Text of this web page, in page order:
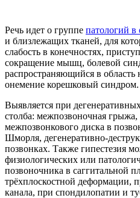
Речь идет о группе патологий в
и близлежащих тканей, для
слабость в конечностях,
сокращение мышц, болевой
распространяющийся в
онемение корешковый синдром.
Выявляется при
столба: межпозвоночная
межпозвонкового диска в
Шморля, дегенеративно-
позвонках. Также гипестезия
физиологических или
позвоночника в саггитальной
трёхплоскостной деформации,
канала, при спондилопатии и